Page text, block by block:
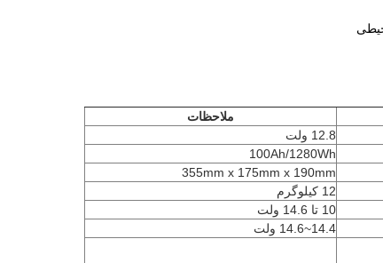
ملاحظات
12.8 ولت
100Ah/1280Wh
355mm x 175mm x 190mm
12 کیلوگرم
10 تا 14.6 ولت
14.4~14.6 ولت